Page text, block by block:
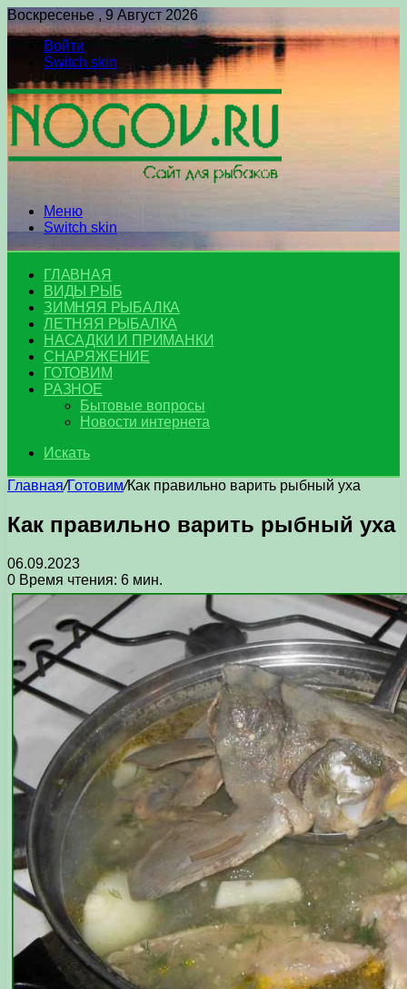
Воскресенье , 9 Август 2026
Войти
Switch skin
Меню
Switch skin
ГЛАВНАЯ
ВИДЫ РЫБ
ЗИМНЯЯ РЫБАЛКА
ЛЕТНЯЯ РЫБАЛКА
НАСАДКИ И ПРИМАНКИ
СНАРЯЖЕНИЕ
ГОТОВИМ
РАЗНОЕ
Бытовые вопросы
Новости интернета
Искать
Главная/Готовим/Как правильно варить рыбный уха
Как правильно варить рыбный уха
06.09.2023
0 Время чтения: 6 мин.